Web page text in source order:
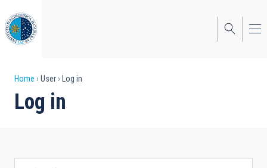
to
main
content
Breadcrumb
Home User Log in
Log in